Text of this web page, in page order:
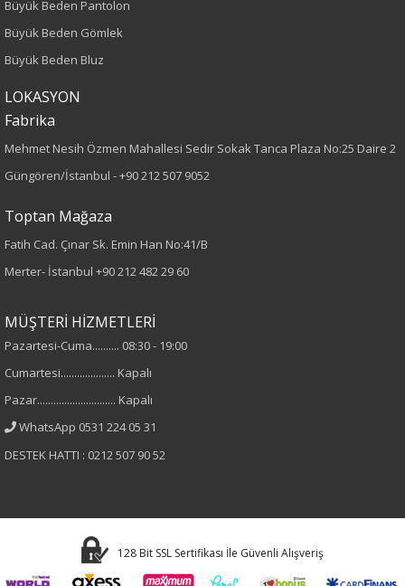
Kumaş Tipi
Desen
Düz
%98 Pamuk
%2 Elastan
Kadın
Uzun Kol
Büyük Beden Pantolon
Büyük Beden Gömlek
Büyük Beden Bluz
LOKASYON
Fabrika
Mehmet Nesih Özmen Mahallesi Sedir Sokak Tanca Plaza No:25 Daire 2
Güngören/İstanbul -+90 212 507 9052
Toptan Mağaza
Fatih Cad. Çınar Sk. Emin Han No:41/B
Merter- İstanbul +90 212 482 29 60
MÜŞTERİ HİZMETLERİ
Pazartesi-Cuma.......... 08:30 - 19:00
Cumartesi.................... Kapalı
Pazar............................. Kapalı
WhatsApp 0531 224 05 31
DESTEK HATTI : 0212 507 90 52
128 Bit SSL Sertifikası İle Güvenli Alışveriş